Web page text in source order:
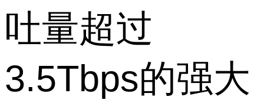
吐量超过
3.5Tbps的强大